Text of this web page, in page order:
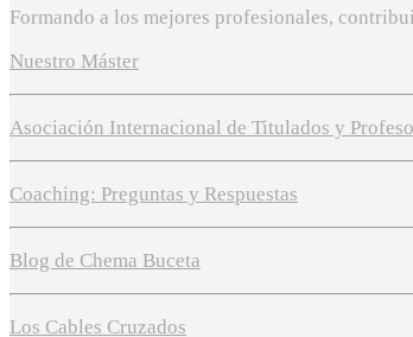
Formando a los mejores profesionales,
Nuestro Máster
Asociación Internacional de Titulados y
Coaching: Preguntas y Respuestas
Blog de Chema Buceta
Los Cables Cruzados